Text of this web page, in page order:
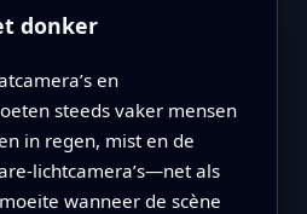
donker
en
steeds vaker mensen
in regen, mist en de
als
wanneer de scène